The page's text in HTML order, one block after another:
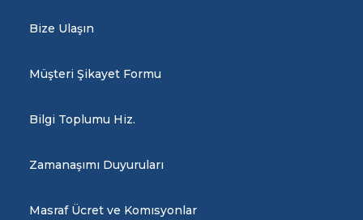
Bize Ulaşın
Müşteri Şikayet Formu
Bilgi Toplumu Hiz.
Zamanaşımı Duyuruları
Masraf Ücret ve Komısyonlar